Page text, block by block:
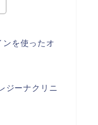
を使ったオ
ジーナクリニ